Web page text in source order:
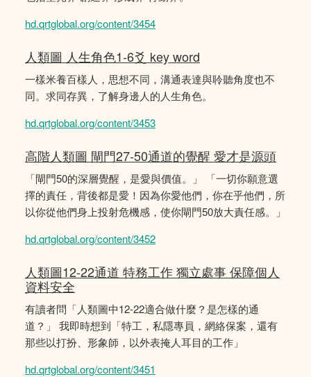
hd.qrtglobal.org/content/3454
人類圖 人生角色1-6爻 key word
一樣米養百樣人，思想不同，溝通表達與聆聽角度也不
同。求同存異，了解身邊人的人生角色。
hd.qrtglobal.org/content/3453
高階人類圖 閘門27-50通道的覺醒 愛才是源頭
「閘門50的深層覺醒，是愛與價值。」 「一切你願意選
擇的責任，背後都是愛！因為你愛他們，你在乎他們，所
以你從他們身上投射危機感，使你閘門50放大責任感。」
hd.qrtglobal.org/content/3452
人類圖12-22通道 特務工作 獨立處事 保障個人
資料安全
有讀者問「人類圖中12-22適合做什麼？是怎樣的通
道？」 我即時想到「特工，私隱專員，網絡保案，還有
那些以打扮、形象師，以外表掩人耳目的工作」
hd.qrtglobal.org/content/3451